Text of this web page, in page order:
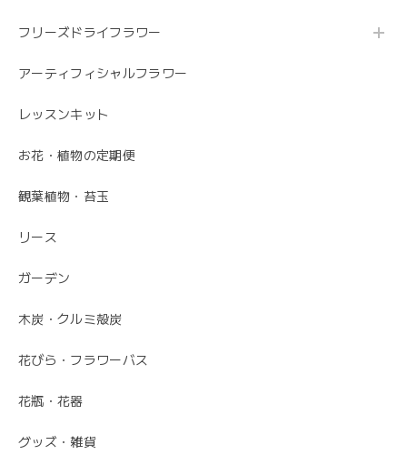
フリーズドライフラワー
アーティフィシャルフラワー
レッスンキット
お花・植物の定期便
観葉植物・苔玉
リース
ガーデン
木炭・クルミ殻炭
花びら・フラワーバス
花瓶・花器
グッズ・雑貨